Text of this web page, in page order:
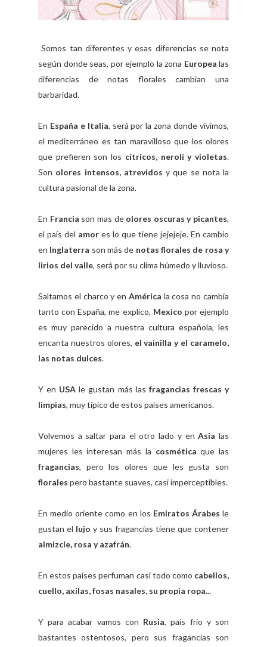
Somos tan diferentes y esas diferencias se nota
según donde seas, por ejemplo la zona Europea las
diferencias de notas florales cambian una
barbaridad.
En España e Italia, será por la zona donde vivimos,
el mediterráneo es tan maravilloso que los olores
que prefieren son los cítricos, nerolí y violetas.
Son olores intensos, atrevidos y que se nota la
cultura pasional de la zona.
En Francia son mas de olores oscuras y picantes,
el país del amor es lo que tiene jejejeje. En cambio
en Inglaterra son más de notas florales de rosa y
lirios del valle, será por su clima húmedo y lluvioso.
Saltamos el charco y en América la cosa no cambia
tanto con España, me explico, Mexico por ejemplo
es muy parecido a nuestra cultura española, les
encanta nuestros olores, el vainilla y el caramelo,
las notas dulces.
Y en USA le gustan más las fragancias frescas y
limpias, muy típico de estos países americanos.
Volvemos a saltar para el otro lado y enAsia las
mujeres les interesan más la cosmética que las
fragancias, pero los olores que les gusta son
florales pero bastante suaves, casi imperceptibles.
En medio oriente como en los Emiratos Árabes le
gustan el lujo y sus fragancias tiene que contener
almizcle, rosa y azafrán.
En estos países perfuman casi todo como cabellos,
cuello, axilas, fosas nasales, su propia ropa...
Y para acabar vamos con Rusia, país frío y son
bastantes ostentosos, pero sus fragancias son